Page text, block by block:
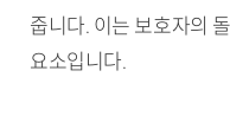
줍니다. 이는 보호자의
요소입니다.